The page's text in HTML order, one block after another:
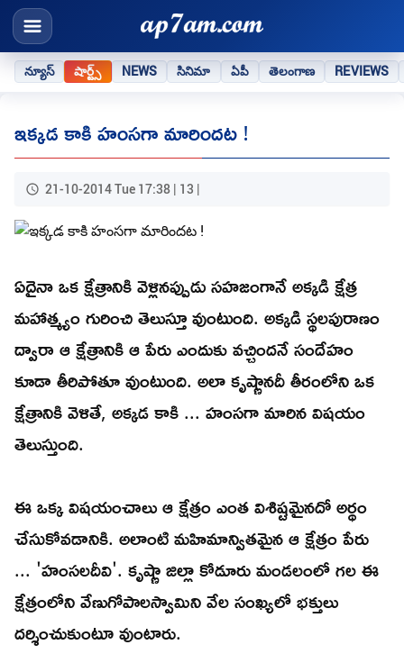
న్యూస్ షార్ట్స్ NEWS సినిమా ఏపీ తెలంగాణ REVIEWS
ఇక్కడ కాకి హంసగా మారిందట !
21-10-2014 Tue 17:38 | 13 |
ఏదైనా ఒక క్షేత్రానికి వెళ్లినప్పుడు సహజంగానే అక్కడి క్షేత్ర
మహాత్మ్యం గురించి తెలుస్తూ వుంటుంది. అక్కడి స్థలపురాణం
ద్వారా ఆ క్షేత్రానికి ఆ పేరు ఎందుకు వచ్చిందనే సందేహం
కూడా తీరిపోతూ వుంటుంది. అలా కృష్ణానదీ తీరంలోని ఒక
క్షేత్రానికి వెళితే, అక్కడ కాకి ... హంసగా మారిన విషయం
తెలుస్తుంది.
ఈ ఒక్క విషయంచాలు ఆ క్షేత్రం ఎంత విశిష్టమైనదో అర్థం
చేసుకోవడానికి. అలాంటి మహిమాన్వితమైన ఆ క్షేత్రం పేరు
... 'హంసలదీవి'. కృష్ణా జిల్లా కోడూరు మండలంలో గల ఈ
క్షేత్రంలోని వేణుగోపాలస్వామిని వేల సంఖ్యలో భక్తులు
దర్శించుకుంటూ వుంటారు.